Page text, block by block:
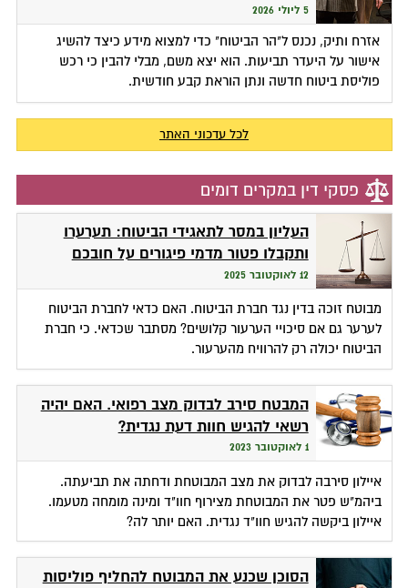
5 ליולי 2026
אזרח ותיק, נכנס ל"הר הביטוח" כדי למצוא מידע כיצד להשיג
אישור על היעדר תביעות. הוא יצא משם, מבלי להבין כי רכש
פוליסת ביטוח חדשה ונתן הוראת קבע חודשית.
לכל עדכוני האתר
פסקי דין במקרים דומים
העליון במסר לתאגידי הביטוח: תערערו
ותקבלו פטור מדמי פיגורים על חובכם
למבוטח
12 לאוקטובר 2025
מבוטח זוכה בדין נגד חברת הביטוח. האם כדאי לחברת הביטוח
לערער גם אם סיכויי הערעור קלושים? מסתבר שכדאי. כי חברת
הביטוח יכולה רק להרוויח מהערעור.
המבטח סירב לבדוק מצב רפואי. האם יהיה
רשאי להגיש חוות דעת נגדית?
1 לאוקטובר 2023
איילון סירבה לבדוק את מצב המבוטחת ודחתה את תביעתה.
ביהמ"ש פטר את המבוטחת מצירוף חוו"ד ומינה מומחה מטעמו.
איילון ביקשה להגיש חוו"ד נגדית. האם יותר לה?
הסוכן שכנע את המבוטח להחליף פוליסות